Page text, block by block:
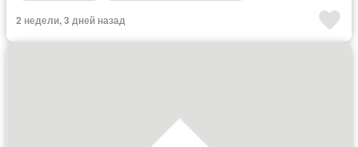
2 недели, 3 дней назад